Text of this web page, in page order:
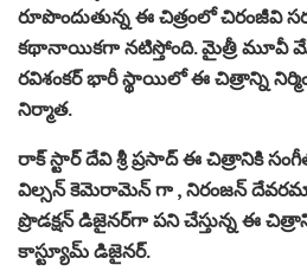
రూపొందుతున్న ఈ చిత్రంలో చిరంజీవి
కథానాయికగా నటిస్తోంది. మైత్రీ మూవీ
రవిశంకర్ భారీ స్థాయిలో ఈ చిత్రాన్ని
నిర్మాత.
రాక్ స్టార్ దేవి శ్రీ ప్రసాద్ ఈ చిత్రానికి
విల్సన్ కెమెరామెన్ గా , నిరంజన్‌
ప్రొడక్షన్‌ డిజైనర్‌గా పని చేస్తున్న ఈ
కాస్ట్యూమ్ డిజైనర్.